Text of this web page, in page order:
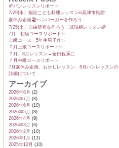
🥐パンレッスンリポート
7/29(水）福祉こども料理レッスンin高津市民館
夏休み企画🏖️ハンバーガーを作ろう
7/25(土）自由研究を作ろう・琥珀糖レッスン🌈
7月 初級コースリポート✨️
上級コース 5年生男子作✨️
７月上級コースリポート✨️
７月、8月レッスン→全日程🈵に
７月中級コースリポート
7月夏休み企画、おかしレッスン、8月パンレッスンの
詳細について
アーカイブ
2026年8月 (2)
2026年7月 (8)
2026年6月 (10)
2026年5月 (8)
2026年4月 (9)
2026年3月 (6)
2026年2月 (10)
2026年1月 (13)
2025年12月 (10)